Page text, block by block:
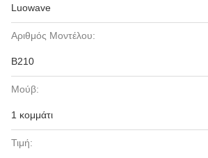
Luowave
Αριθμός Μοντέλου:
B210
Μούβ:
1 κομμάτι
Τιμή: